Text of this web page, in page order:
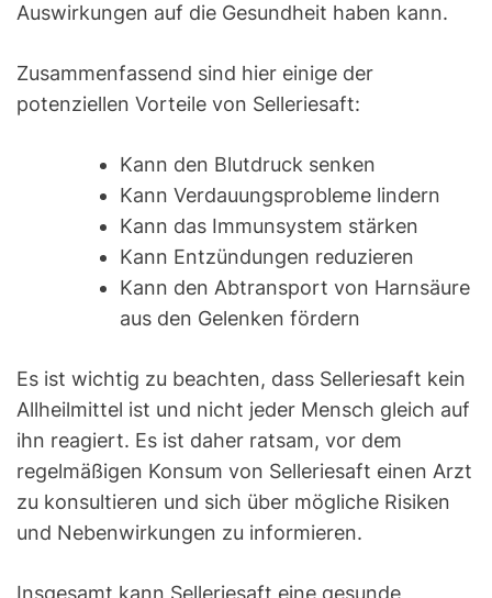
Auswirkungen auf die Gesundheit haben kann.
Zusammenfassend sind hier einige der
potenziellen Vorteile von Selleriesaft:
Kann den Blutdruck senken
Kann Verdauungsprobleme lindern
Kann das Immunsystem stärken
Kann Entzündungen reduzieren
Kann den Abtransport von Harnsäure
aus den Gelenken fördern
Es ist wichtig zu beachten, dass Selleriesaft kein
Allheilmittel ist und nicht jeder Mensch gleich auf
ihn reagiert. Es ist daher ratsam, vor dem
regelmäßigen Konsum von Selleriesaft einen Arzt
zu konsultieren und sich über mögliche Risiken
und Nebenwirkungen zu informieren.
Insgesamt kann Selleriesaft eine gesunde